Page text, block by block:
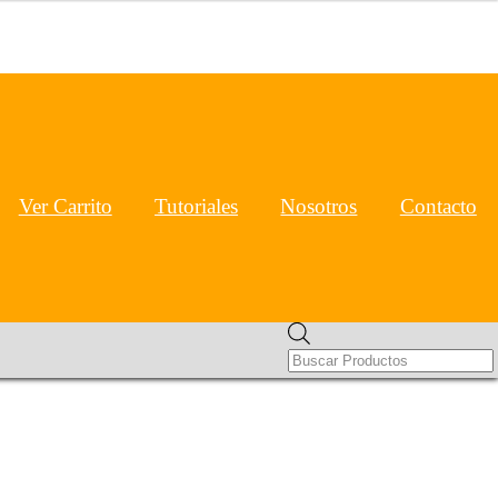
Ver Carrito Tutoriales Nosotros Contacto
search